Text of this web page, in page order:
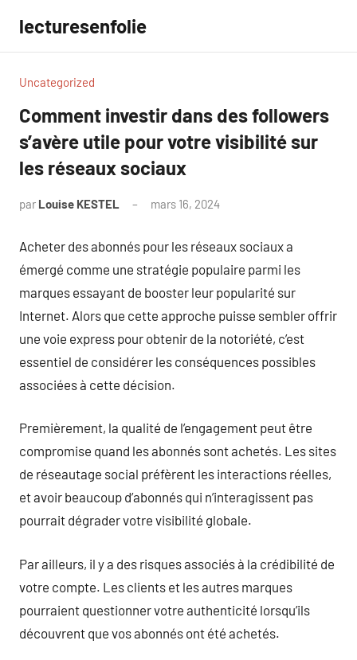
contenu
lecturesenfolie
Uncategorized
Comment investir dans des followers
s’avère utile pour votre visibilité sur
les réseaux sociaux
par Louise KESTEL mars 16, 2024
Acheter des abonnés pour les réseaux sociaux a
émergé comme une stratégie populaire parmi les
marques essayant de booster leur popularité sur
Internet. Alors que cette approche puisse sembler offrir
une voie express pour obtenir de la notoriété, c’est
essentiel de considérer les conséquences possibles
associées à cette décision.
Premièrement, la qualité de l’engagement peut être
compromise quand les abonnés sont achetés. Les sites
de réseautage social préfèrent les interactions réelles,
et avoir beaucoup d’abonnés qui n’interagissent pas
pourrait dégrader votre visibilité globale.
Par ailleurs, il y a des risques associés à la crédibilité de
votre compte. Les clients et les autres marques
pourraient questionner votre authenticité lorsqu’ils
découvrent que vos abonnés ont été achetés.